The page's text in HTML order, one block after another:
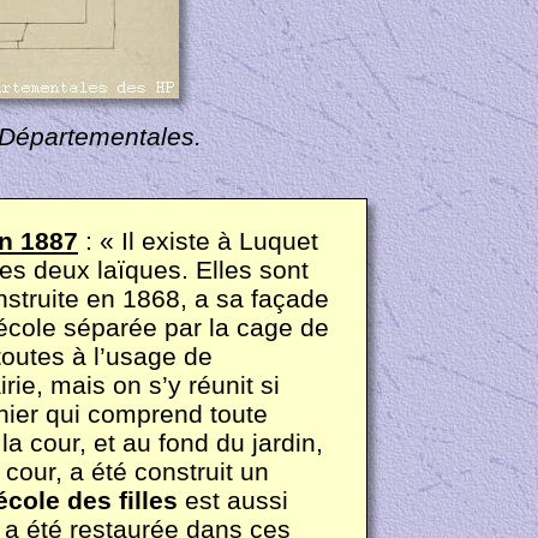
1887 : « Il existe à Luquet
deux laïques. Elles sont
en 1868, a sa façade
séparée par la cage de
à l’usage de
mais on s’y réunit si
qui comprend toute
cour, et au fond du jardin,
a été construit un
des filles est aussi
été restaurée dans ces